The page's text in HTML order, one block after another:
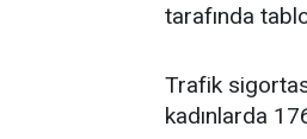
tarafında
Trafik
kadınlarda